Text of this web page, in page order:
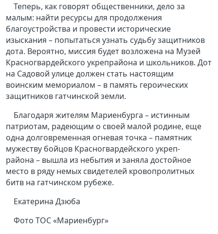
Теперь, как говорят общественники, дело за
малым: найти ресурсы для продолжения
благоустройства и провести исторические
изыскания – попытаться узнать судьбу защитников
дота. Вероятно, миссия будет возложена на Музей
Красногвардейского укрепрайона и школьников. Дот
на Садовой улице должен стать настоящим
воинским мемориалом – в память героических
защитников гатчинской земли.
Благодаря жителям Мариенбурга – истинным
патриотам, радеющим о своей малой родине, еще
одна долговременная огневая точка – памятник
мужеству бойцов Красногвардейского укреп-
района – вышла из небытия и заняла достойное
место в ряду немых свидетелей кровопролитных
битв на гатчинском рубеже.
Екатерина Дзюба
Фото ТОС «Мариенбург»